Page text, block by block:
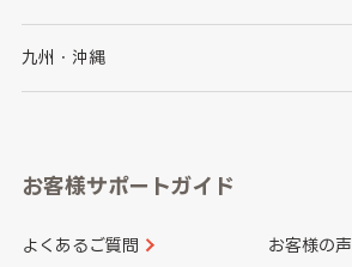
山梨県
愛知県
京都府
和歌山県
鳥取県
山口県
香川県 愛媛県
九州・沖縄
長崎県
大分県 宮崎県
お客様サポートガイド
よくあるご質問 お客様の声